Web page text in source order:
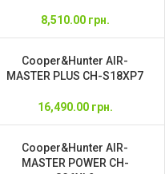
8,510.00 грн.
Cooper&Hunter AIR-
MASTER PLUS CH-S18XP7
16,490.00 грн.
Cooper&Hunter AIR-
MASTER POWER CH-